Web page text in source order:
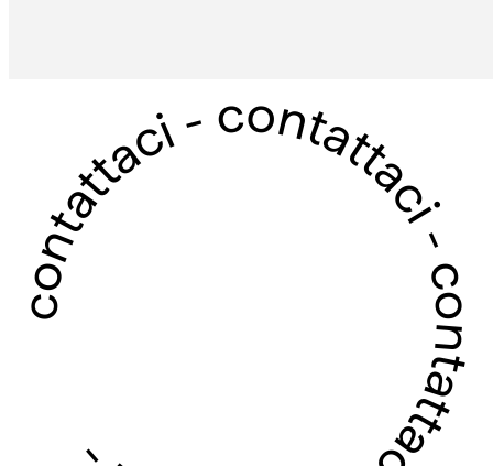
contattaci - contattaci - contattaci - contattaci -